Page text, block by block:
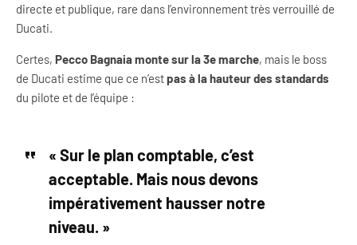
directe et publique, rare dans l’environnement très verrouillé de
Ducati.
Certes, Pecco Bagnaia monte sur la 3e marche, mais le boss
de Ducati estime que ce n’estpas à la hauteur des standards
du pilote et de l’équipe :
« Sur le plan comptable, c’est
acceptable. Mais nous devons
impérativement hausser notre
niveau. »